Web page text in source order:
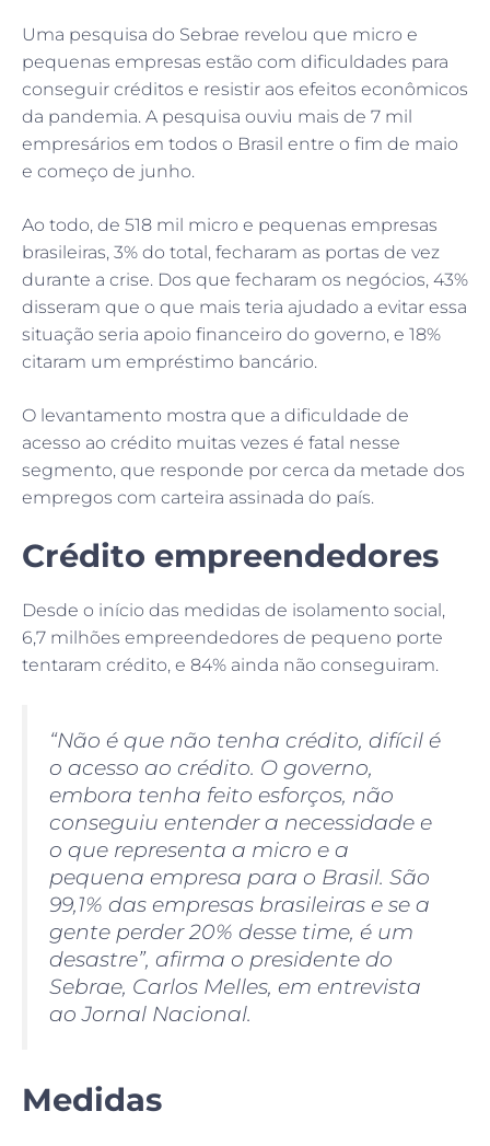
Uma pesquisa do Sebrae revelou que micro e
pequenas empresas estão com dificuldades para
conseguir créditos e resistir aos efeitos econômicos
da pandemia. A pesquisa ouviu mais de 7 mil
empresários em todos o Brasil entre o fim de maio
e começo de junho.
Ao todo, de 518 mil micro e pequenas empresas
brasileiras, 3% do total, fecharam as portas de vez
durante a crise. Dos que fecharam os negócios, 43%
disseram que o que mais teria ajudado a evitar essa
situação seria apoio financeiro do governo, e 18%
citaram um empréstimo bancário.
O levantamento mostra que a dificuldade de
acesso ao crédito muitas vezes é fatal nesse
segmento, que responde por cerca da metade dos
empregos com carteira assinada do país.
Crédito empreendedores
Desde o início das medidas de isolamento social,
6,7 milhões empreendedores de pequeno porte
tentaram crédito, e 84% ainda não conseguiram.
“Não é que não tenha crédito, difícil é
o acesso ao crédito. O governo,
embora tenha feito esforços, não
conseguiu entender a necessidade e
o que representa a micro e a
pequena empresa para o Brasil. São
99,1% das empresas brasileiras e se a
gente perder 20% desse time, é um
desastre”, afirma o presidente do
Sebrae, Carlos Melles, em entrevista
ao Jornal Nacional.
Medidas